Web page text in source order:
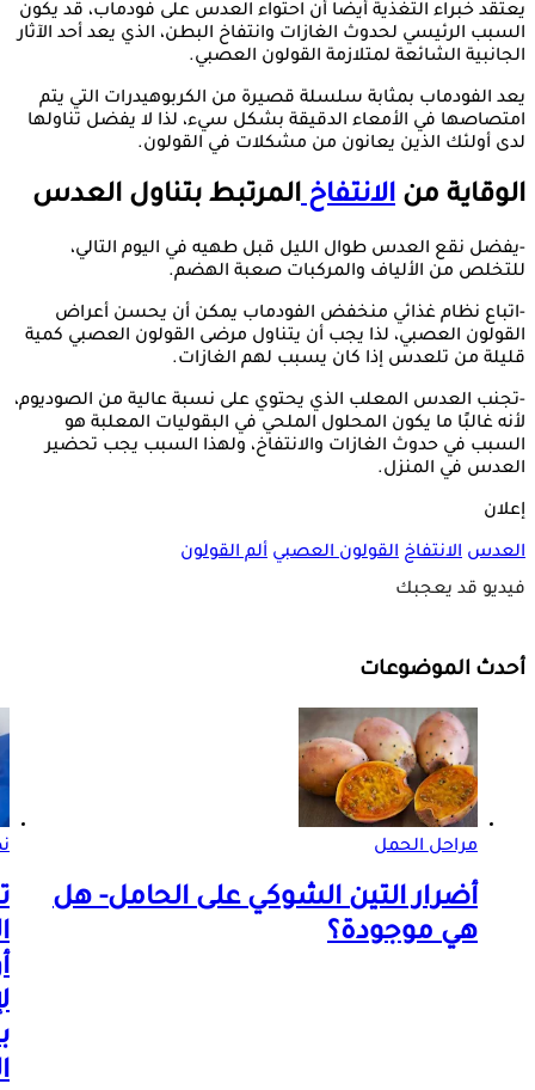
يعتقد خبراء التغذية أيضًا أن احتواء العدس على فودماب، قد يكون
السبب الرئيسي لحدوث الغازات وانتفاخ البطن، الذي يعد أحد الآثار
الجانبية الشائعة لمتلازمة القولون العصبي.
يعد الفودماب بمثابة سلسلة قصيرة من الكربوهيدرات التي يتم
امتصاصها في الأمعاء الدقيقة بشكل سيء، لذا لا يفضل تناولها
لدى أولئك الذين يعانون من مشكلات في القولون.
الوقاية من الانتفاخالمرتبط بتناول العدس
-يفضل نقع العدس طوال الليل قبل طهيه في اليوم التالي،
للتخلص من الألياف والمركبات صعبة الهضم.
-اتباع نظام غذائي منخفض الفودماب يمكن أن يحسن أعراض
القولون العصبي، لذا يجب أن يتناول مرضى القولون العصبي كمية
قليلة من تلعدس إذا كان يسبب لهم الغازات.
-تجنب العدس المعلب الذي يحتوي على نسبة عالية من الصوديوم،
لأنه غالبًا ما يكون المحلول الملحي في البقوليات المعلبة هو
السبب في حدوث الغازات والانتفاخ، ولهذا السبب يجب تحضير
العدس في المنزل.
إعلان
العدس الانتفاخ القولون العصبي ألم القولون
فيديو قد يعجبك
أحدث الموضوعات
مراحل الحمل
أضرار التين الشوكي على الحامل- هل
هي موجودة؟